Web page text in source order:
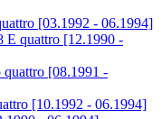
[03.1992 - 06.1994]
E quattro [12.1990 -
[08.1991 -
[10.1992 - 06.1994]